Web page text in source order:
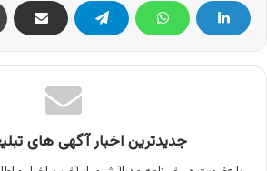
جدیدترین اخبار آگهی های